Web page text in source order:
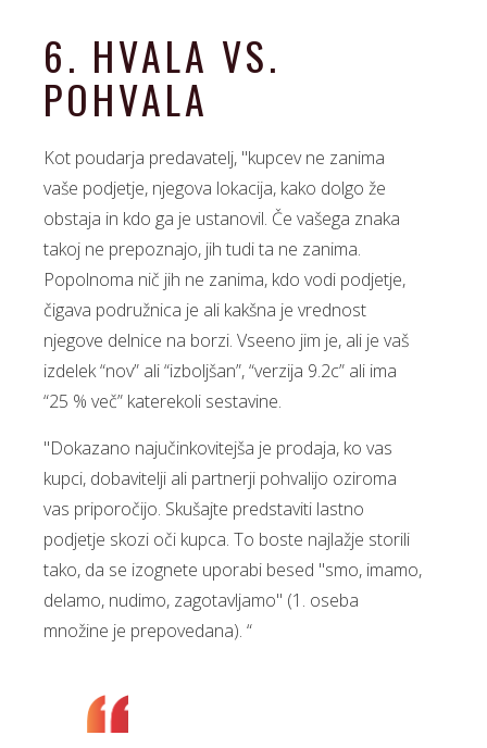
6. HVALA VS.
POHVALA
Kot poudarja predavatelj, "kupcev ne zanima
vaše podjetje, njegova lokacija, kako dolgo že
obstaja in kdo ga je ustanovil. Če vašega znaka
takoj ne prepoznajo, jih tudi ta ne zanima.
Popolnoma nič jih ne zanima, kdo vodi podjetje,
čigava podružnica je ali kakšna je vrednost
njegove delnice na borzi. Vseeno jim je, ali je vaš
izdelek “nov” ali “izboljšan”, “verzija 9.2c” ali ima
“25 % več” katerekoli sestavine.
"Dokazano najučinkovitejša je prodaja, ko vas
kupci, dobavitelji ali partnerji pohvalijo oziroma
vas priporočijo. Skušajte predstaviti lastno
podjetje skozi oči kupca. To boste najlažje storili
tako, da se izognete uporabi besed "smo, imamo,
delamo, nudimo, zagotavljamo" (1. oseba
množine je prepovedana). “